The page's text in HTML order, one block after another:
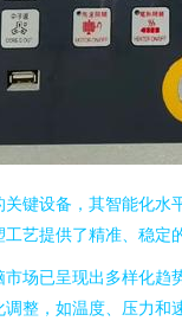
键设备，其智能化
艺提供了精准、稳定
场已呈现出多样化
整，如温度、压力